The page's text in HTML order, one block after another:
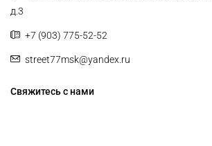
д.3
+7 (903) 775-52-52
street77msk@yandex.ru
Свяжитесь с нами